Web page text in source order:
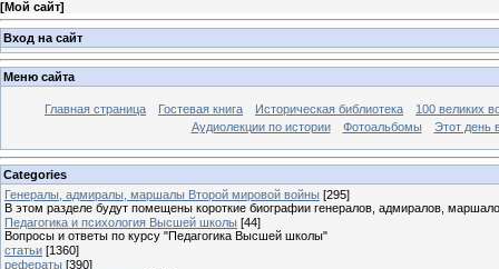
[Мой сайт]
Вход на сайт
Меню сайта
Главная страница Гостевая книга Историческая библиотека
100 великих
Аудиолекции по истории
Фотоальбомы Этот день
Categories
Генералы, адмиралы, маршалы Второй мировой войны [295]
В этом разделе будут помещены короткие биографии генералов, адмиралов,
Педагогика и психология Высшей школы [44]
Вопросы и ответы по курсу "Педагогика Высшей школы"
статьи [1360]
рефераты [390]